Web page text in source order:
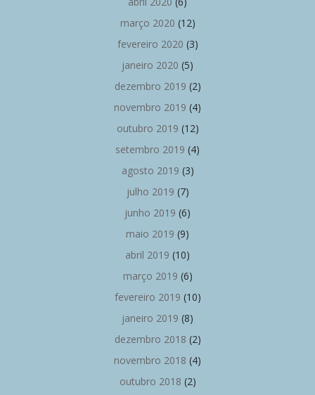
março 2020 (12)
fevereiro 2020 (3)
janeiro 2020 (5)
dezembro 2019 (2)
novembro 2019 (4)
outubro 2019 (12)
setembro 2019 (4)
agosto 2019 (3)
julho 2019 (7)
junho 2019 (6)
maio 2019 (9)
abril 2019 (10)
março 2019 (6)
fevereiro 2019 (10)
janeiro 2019 (8)
dezembro 2018 (2)
novembro 2018 (4)
outubro 2018 (2)